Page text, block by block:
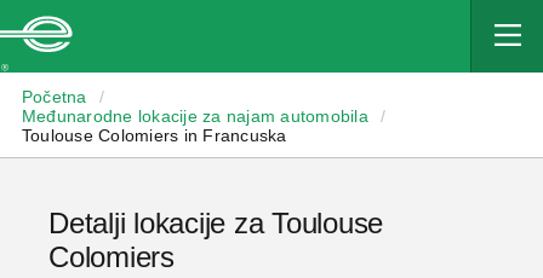
Početna
/
Međunarodne lokacije za najam automobila
/
Toulouse Colomiers in Francuska
Detalji lokacije za Toulouse
Colomiers